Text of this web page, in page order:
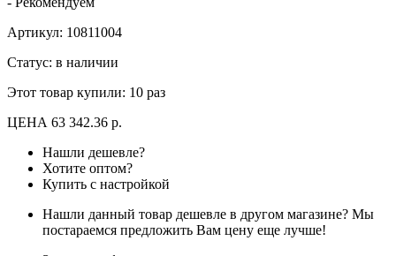
Артикул: 10811004
Статус: в наличии
Этот товар купили: 10 раз
ЦЕНА 63 342.36 р.
Нашли дешевле?
Хотите оптом?
Купить с настройкой
Нашли данный товар дешевле в другом магазине? Мы
постараемся предложить Вам цену еще лучше!